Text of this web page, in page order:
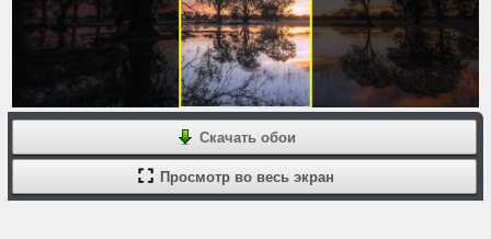
Скачать обои
Просмотр во весь экран